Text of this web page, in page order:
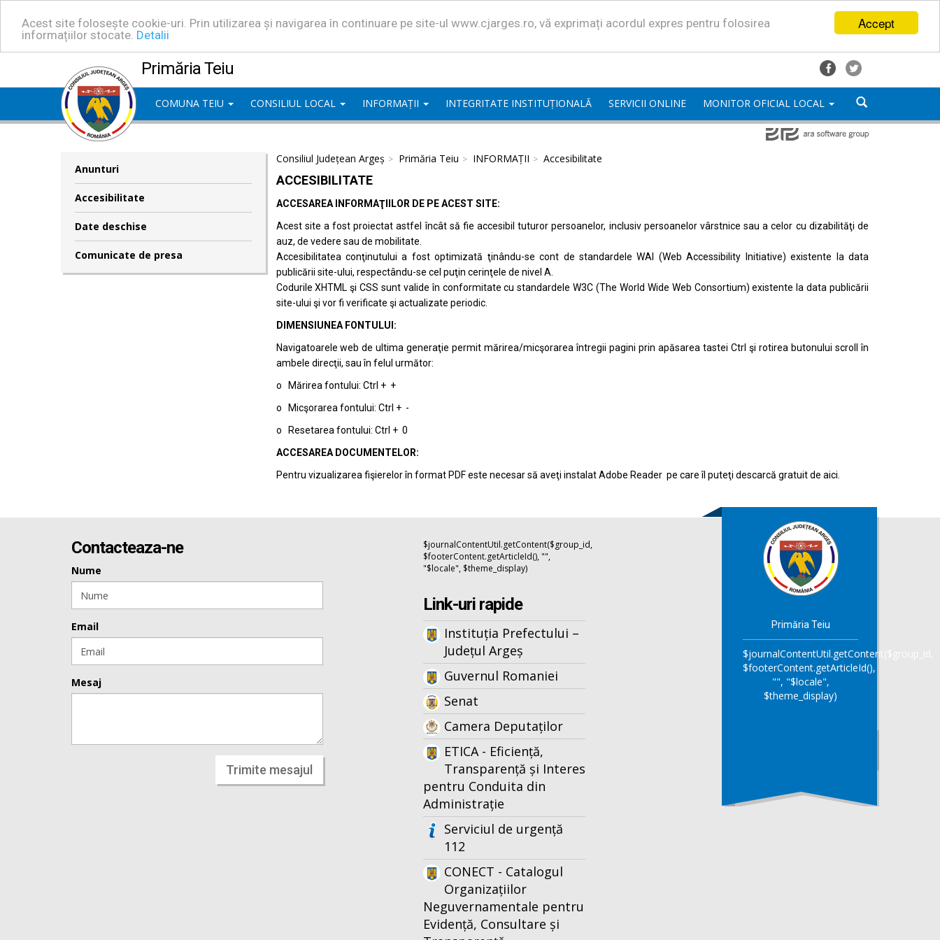
Accept
Acest site folosește cookie-uri. Prin utilizarea și navigarea în continuare pe site-ul www.cjarges.ro, vă exprimați acordul expres pentru folosirea
informațiilor stocate. Detalii
Primăria Teiu
COMUNA TEIU CONSILIUL LOCAL INFORMAȚII INTEGRITATE INSTITUȚIONALĂ SERVICII ONLINE MONITOR OFICIAL LOCAL
Anunturi
Accesibilitate
Date deschise
Comunicate de presa
Consiliul Județean Argeș Primăria Teiu INFORMAȚII Accesibilitate
ACCESIBILITATE
ACCESAREA INFORMAŢIILOR DE PE ACEST SITE:
Acest site a fost proiectat astfel încât să fie accesibil tuturor persoanelor, inclusiv persoanelor vârstnice sau a celor cu dizabilităţi de
auz, de vedere sau de mobilitate.
Accesibilitatea conţinutului a fost optimizată ţinându-se cont de standardeleWAI (Web Accessibility Initiative) existente la data
publicării site-ului, respectându-se cel puţin cerinţele de nivel A.
Codurile XHTML şi CSS sunt valide în conformitate cu standardeleW3C (The World Wide Web Consortium) existente la data publicării
site-ului şi vor fi verificate şi actualizate periodic.
DIMENSIUNEA FONTULUI:
Navigatoarele web de ultima generaţie permit mărirea/micşorarea întregii pagini prin apăsarea tastei Ctrl şi rotirea butonului scroll în
ambele direcţii, sau în felul următor:
o Mărirea fontului: Ctrl + +
o Micşorarea fontului: Ctrl + -
o Resetarea fontului: Ctrl + 0
ACCESAREA DOCUMENTELOR:
Pentru vizualizarea fişierelor în format PDF este necesar să aveţi instalat Adobe Reader pe care îl puteţi descarcă gratuit de aici.
Contacteaza-ne
Nume
Email
Mesaj
Trimite mesajul
$journalContentUtil.getContent($group_id,
$footerContent.getArticleId(), "",
"$locale", $theme_display)
Link-uri rapide
Instituția Prefectului –
Județul Argeș
Guvernul Romaniei
Senat
Camera Deputaților
ETICA - Eficiență,
Transparență și Interes
pentru Conduita din
Administrație
Serviciul de urgență
112
CONECT - Catalogul
Organizațiilor
Neguvernamentale pentru
Evidență, Consultare și
Primăria Teiu
$journalContentUtil.getContent($group_id,
$footerContent.getArticleId(),
"", "$locale",
$theme_display)